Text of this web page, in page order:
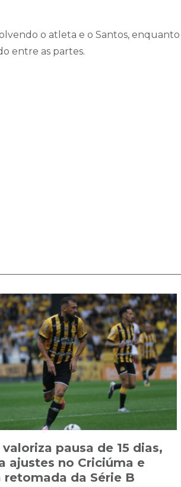
o atleta e o Santos, enquanto
entre as partes.
pausa de 15 dias,
ajustes no Criciúma e
retomada da Série B